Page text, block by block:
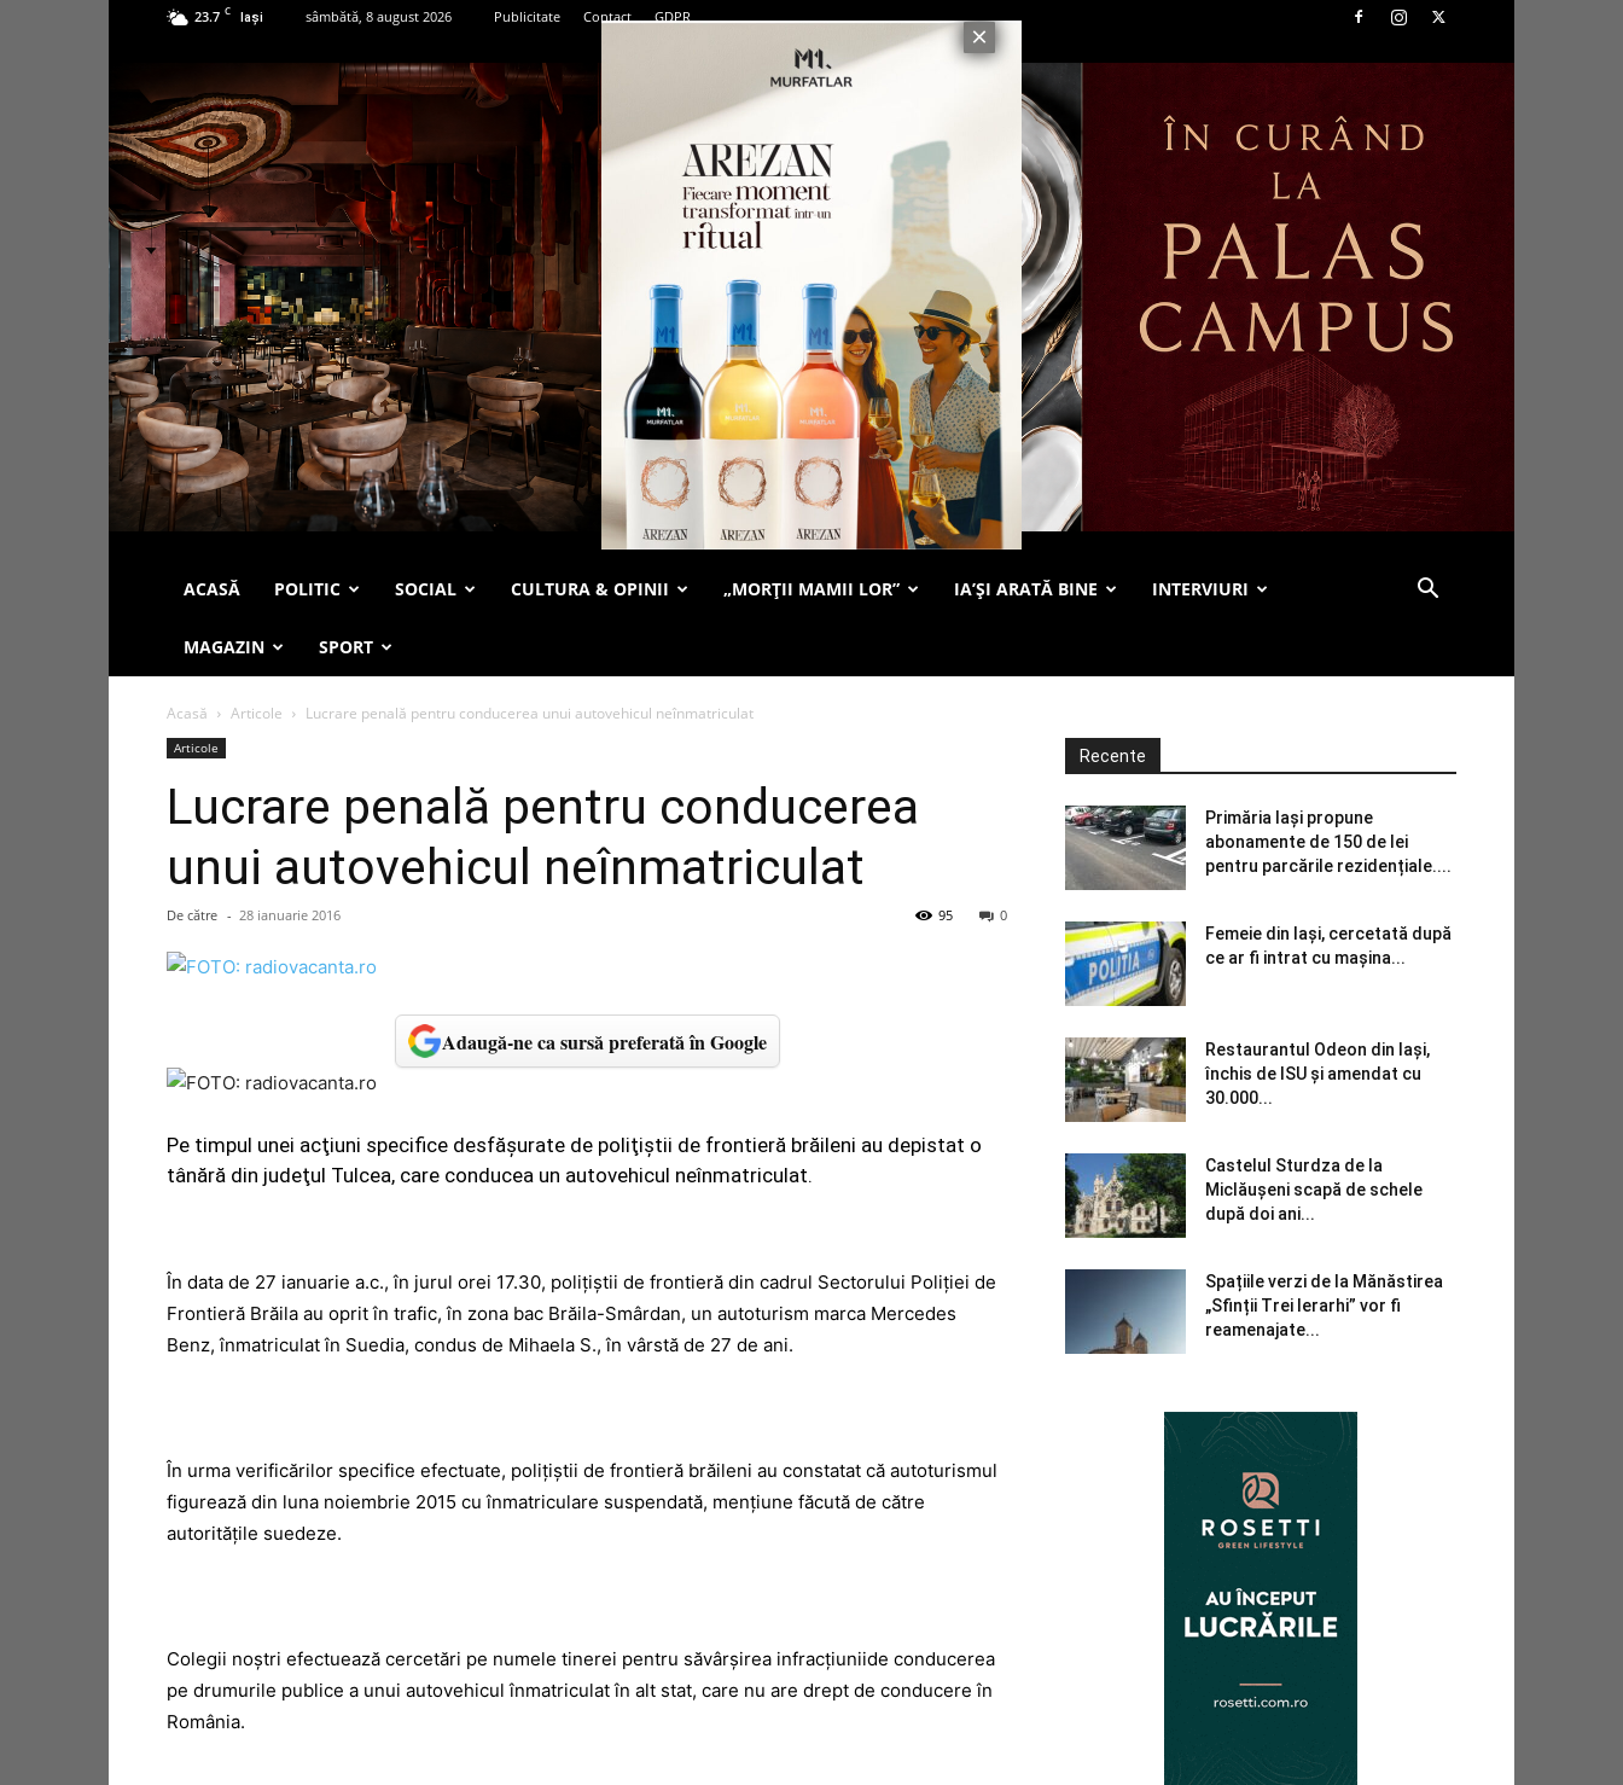
23.7 C Iași sâmbătă, 8 august 2026 Publicitate Contact GDPR
ACASĂ POLITIC SOCIAL CULTURA & OPINII „MORȚII MAMII LOR” IA’ȘI ARATĂ BINE INTERVIURI
MAGAZIN SPORT
Acasă Articole Lucrare penală pentru conducerea unui autovehicul neînmatriculat
Articole
Lucrare penală pentru conducerea
unui autovehicul neînmatriculat
De către - 28 ianuarie 2016 0
95
Adaugă-ne ca sursă preferată în Google
Pe timpul unei acţiuni specifice desfăşurate de poliţiştii de frontieră brăileni au depistat o
tânără din judeţul Tulcea, care conducea un autovehicul neînmatriculat.
În data de 27 ianuarie a.c., în jurul orei 17.30, poliţiştii de frontieră din cadrul Sectorului Poliţiei de
Frontieră Brăila au oprit în trafic, în zona bac Brăila-Smârdan, un autoturism marca Mercedes
Benz, înmatriculat în Suedia, condus de Mihaela S., în vârstă de 27 de ani.
În urma verificărilor specifice efectuate, poliţiştii de frontieră brăileni au constatat că autoturismul
figurează din luna noiembrie 2015 cu înmatriculare suspendată, menţiune făcută de către
autorităţile suedeze.
Colegii noştri efectuează cercetări pe numele tinerei pentru săvârşirea infracţiuniide conducerea
pe drumurile publice a unui autovehicul înmatriculat în alt stat, care nu are drept de conducere în
România.
Recente
Primăria Iași propune
abonamente de 150 de lei
pentru parcările rezidențiale....
Femeie din Iași, cercetată după
ce ar fi intrat cu mașina...
Restaurantul Odeon din Iași,
închis de ISU și amendat cu
30.000...
Castelul Sturdza de la
Miclăușeni scapă de schele
după doi ani...
Spațiile verzi de la Mănăstirea
„Sfinții Trei Ierarhi” vor fi
reamenajate...